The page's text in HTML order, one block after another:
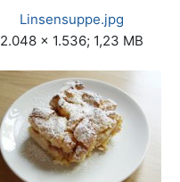
Linsensuppe.jpg
2.048 × 1.536; 1,23 MB